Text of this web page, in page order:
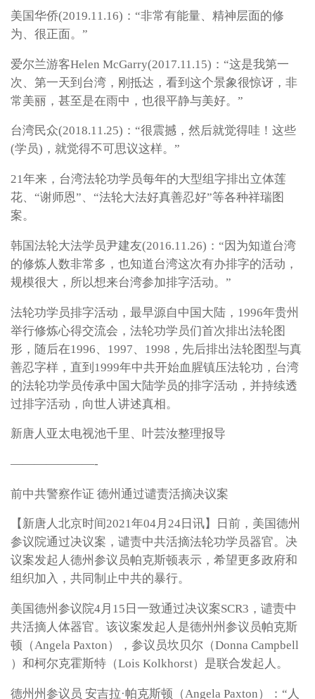
美国华侨(2019.11.16)：“非常有能量、精神层面的修
为、很正面。”
爱尔兰游客Helen McGarry(2017.11.15)：“这是我第一
次、第一天到台湾，刚抵达，看到这个景象很惊讶，非
常美丽，甚至是在雨中，也很平静与美好。”
台湾民众(2018.11.25)：“很震撼，然后就觉得哇！这些
(学员)，就觉得不可思议这样。”
21年来，台湾法轮功学员每年的大型组字排出立体莲
花、“谢师恩”、“法轮大法好真善忍好”等各种祥瑞图
案。
韩国法轮大法学员尹建友(2016.11.26)：“因为知道台湾
的修炼人数非常多，也知道台湾这次有办排字的活动，
规模很大，所以想来台湾参加排字活动。”
法轮功学员排字活动，最早源自中国大陆，1996年贵州
举行修炼心得交流会，法轮功学员们首次排出法轮图
形，随后在1996、1997、1998，先后排出法轮图型与真
善忍字样，直到1999年中共开始血腥镇压法轮功，台湾
的法轮功学员传承中国大陆学员的排字活动，并持续透
过排字活动，向世人讲述真相。
新唐人亚太电视池千里、叶芸汝整理报导
———————-
前中共警察作证 德州通过谴责活摘决议案
【新唐人北京时间2021年04月24日讯】日前，美国德州
参议院通过决议案，谴责中共活摘法轮功学员器官。决
议案发起人德州参议员帕克斯顿表示，希望更多政府和
组织加入，共同制止中共的暴行。
美国德州参议院4月15日一致通过决议案SCR3，谴责中
共活摘人体器官。该议案发起人是德州州参议员帕克斯
顿（Angela Paxton），参议员坎贝尔（Donna Campbell
）和柯尔克霍斯特（Lois Kolkhorst）是联合发起人。
德州州参议员 安吉拉·帕克斯顿（Angela Paxton）：“人